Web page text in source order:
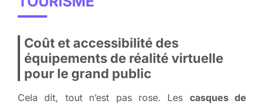
Coût et accessibilité des
équipements de réalité virtuelle
pour le grand public
Cela dit, tout n’est pas rose. Les casques de